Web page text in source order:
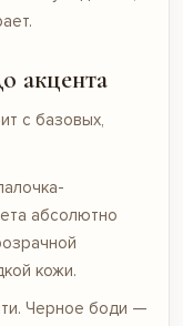
акцента
с базовых,
абсолютно
кожи.
Черное боди —